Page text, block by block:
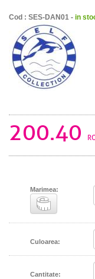
Cod : SES-DAN01 - in
200.40
Marimea:
Culoarea:
Cantitate: